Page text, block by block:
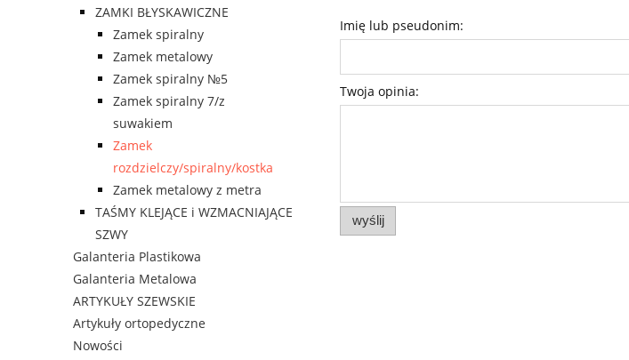
ZAMKI BŁYSKAWICZNE
Zamek spiralny
Zamek metalowy
Zamek spiralny №5
Zamek spiralny 7/z
suwakiem
Zamek
rozdzielczy/spiralny/kostka
Zamek metalowy z metra
TAŚMY KLEJĄCE i WZMACNIAJĄCE
SZWY
Galanteria Plastikowa
Galanteria Metalowa
ARTYKUŁY SZEWSKIE
Artykuły ortopedyczne
Nowości
Imię lub pseudonim:
Twoja opinia:
wyślij